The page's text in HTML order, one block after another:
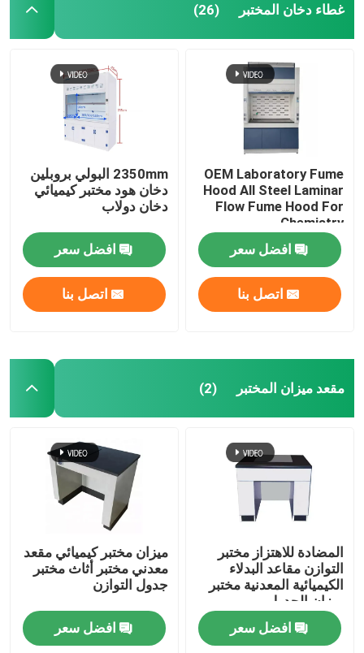
غطاء دخان المختبر (26)
OEM Laboratory Fume
Hood All Steel Laminar
Flow Fume Hood For
Chemistry
افضل سعر
اتصل بنا
2350mm البولي بروبلين
دخان هود مختبر كيميائي
دخان دولاب
افضل سعر
اتصل بنا
مقعد ميزان المختبر (2)
المضادة للاهتزاز مختبر
التوازن مقاعد البدلاء
الكيميائية المعدنية مختبر
ميزان الجدول
افضل سعر
ميزان مختبر كيميائي مقعد
معدني مختبر أثاث مختبر
جدول التوازن
افضل سعر